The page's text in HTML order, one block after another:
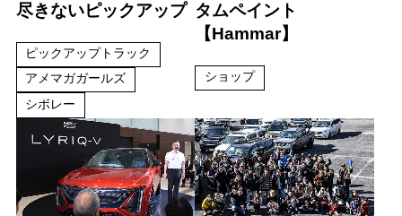
尽きないピックアップ
ピックアップトラック
アメマガガールズ
シボレー
タムペイント
【Hammar】
ショップ